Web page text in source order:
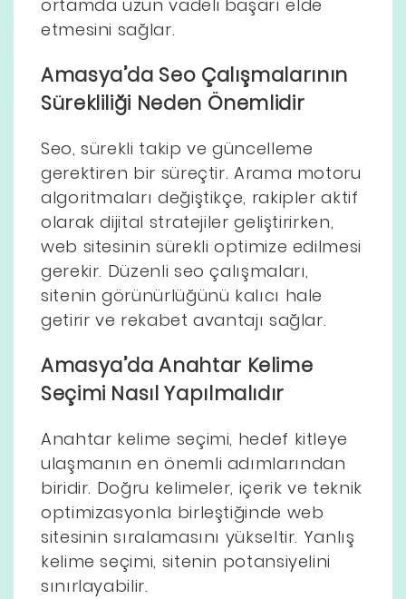
ortamda uzun vadeli başarı elde
etmesini sağlar.
Amasya’da Seo Çalışmalarının
Sürekliliği Neden Önemlidir
Seo, sürekli takip ve güncelleme
gerektiren bir süreçtir. Arama motoru
algoritmaları değiştikçe, rakipler aktif
olarak dijital stratejiler geliştirirken,
web sitesinin sürekli optimize edilmesi
gerekir. Düzenli seo çalışmaları,
sitenin görünürlüğünü kalıcı hale
getirir ve rekabet avantajı sağlar.
Amasya’da Anahtar Kelime
Seçimi Nasıl Yapılmalıdır
Anahtar kelime seçimi, hedef kitleye
ulaşmanın en önemli adımlarından
biridir. Doğru kelimeler, içerik ve teknik
optimizasyonla birleştiğinde web
sitesinin sıralamasını yükseltir. Yanlış
kelime seçimi, sitenin potansiyelini
sınırlayabilir.